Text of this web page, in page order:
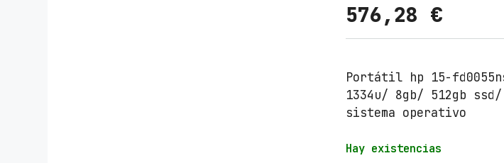
576,28 €
Portátil hp 15-
1334u/ 8gb/ 512gb
sistema operativo
Hay existencias